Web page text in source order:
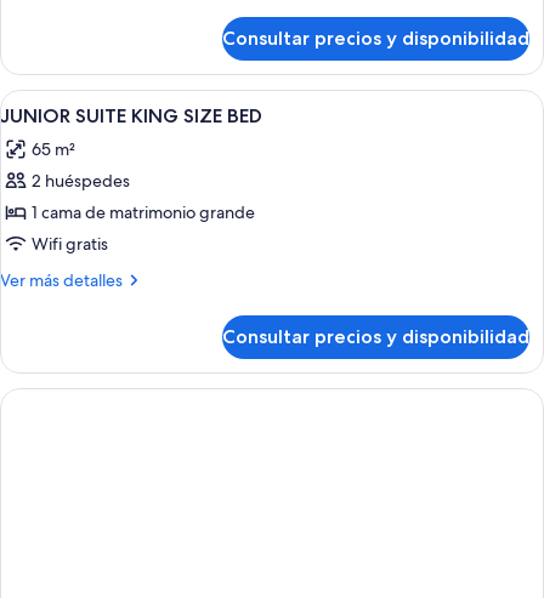
(Master
for
6
Consultar precios y disponibilidad
Abrir
todas
las
fotos
de
JUNIOR
SUITE
BED
Minibar, escritorio, espacio para
14
JUNIOR SUITE KING SIZE BED
65 m²
2 huéspedes
1 cama de matrimonio grande
Wifi gratis
Ver más detalles
Más
SUITE
KING
SIZE
Consultar precios y disponibilidad